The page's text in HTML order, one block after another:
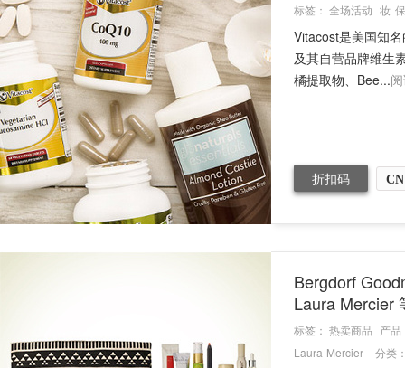
标签： 全场活动 妆
Vitacost是美国知
及其自营品牌维生
橘提取物、Bee...
折扣码
Bergdorf
Laura Mercier
标签： 热卖商品 产品
Laura-Mercier
分类